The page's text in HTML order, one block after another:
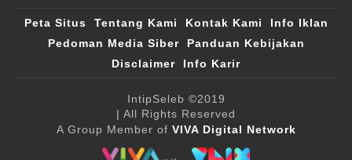
Peta Situs Tentang Kami Kontak Kami
Info Iklan
Pedoman Media Siber
Panduan Kebijakan
Disclaimer
Info Karir
IntipSeleb ©2019
| All Rights Reserved
A Group Member of VIVA Digital Network